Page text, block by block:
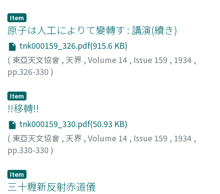
Item
原子は人工によりて變轉す : 講演(續き)
tnk000159_326.pdf(915.6 KB)
( 東亞天文協會 , 天界 , Volume 14 , Issue 159 , 1934 ,
pp.326-330 )
Item
!!移轉!!
tnk000159_330.pdf(50.93 KB)
( 東亞天文協會 , 天界 , Volume 14 , Issue 159 , 1934 ,
pp.330-330 )
Item
三十糎新反射赤道儀